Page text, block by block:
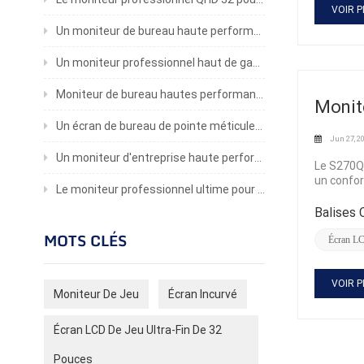
Un
et
support
Taux de
VOIR
Jun 27,
Le
un
un
bureaux
données
Balises
Écran
VOIR
Un moniteur de bureau haute performance pour les professionnels
Un moniteur professionnel haut de gamme pour une productivité inégalée
Moniteur de bureau hautes performances avec une clarté époustouflante
Un écran de bureau de pointe méticuleusement conçu pour offrir une expérience visuelle inégalée
Un moniteur d'entreprise haute performance pour une productivité accrue
Le moniteur professionnel ultime pour l'efficacité et le confort visuel
MOTS CLÉS
Moniteur De Jeu Écran Incurvé
Écran LCD De Jeu Ultra-Fin De 32
Pouces